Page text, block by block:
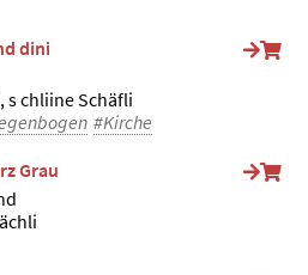
dini
s chliine Schäfli
#Kirche
Grau